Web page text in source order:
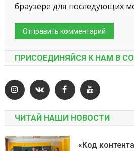
браузере для последующих
ПРИСОЕДИНЯЙСЯ К НАМ В
ЧИТАЙ НАШИ НОВОСТИ
«Код